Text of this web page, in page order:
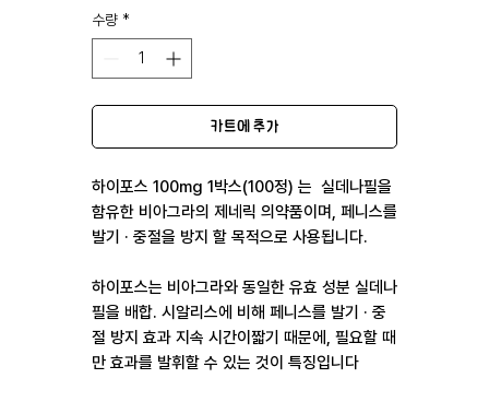
수량 *
카트에 추가
하이포스 100mg 1박스(100정) 는 실데나필을
함유한 비아그라의 제네릭 의약품이며, 페니스를
발기 · 중절을 방지 할 목적으로 사용됩니다.
하이포스는 비아그라와 동일한 유효 성분 실데나
필을 배합. 시알리스에 비해 페니스를 발기 · 중
절 방지 효과 지속 시간이짧기 때문에, 필요할 때
만 효과를 발휘할 수 있는 것이 특징입니다